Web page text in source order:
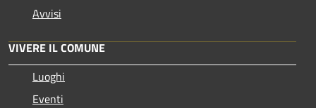
Avvisi
VIVERE IL COMUNE
Luoghi
Eventi